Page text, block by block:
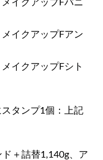
イクアップFバニ
イクアップFアン
イクアップFシト
タンプ1個：上記
＋詰替1,140g、ア